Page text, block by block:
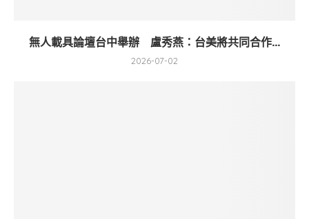
無人載具論壇台中舉辦 盧秀燕：台美將共同合作...
2026-07-02